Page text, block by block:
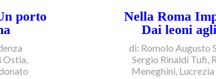
porto
Ostia,
Nella Roma
Dai leoni
di: Romolo Augusto
Sergio Rinaldi Tufi,
Meneghini,